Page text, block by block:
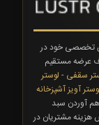
تخصصی خود در
عرضه مستقیم
سقفی - لوستر
آویز آشپزخانه
هم آوردن سبد
هزینه مشتریان در